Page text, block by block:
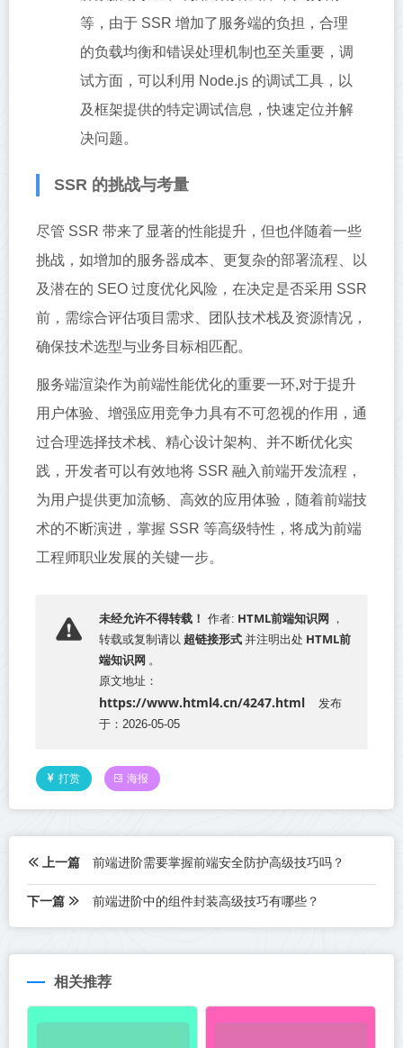
等，由于 SSR 增加了服务端的负担，合理
的负载均衡和错误处理机制也至关重要，调
试方面，可以利用 Node.js 的调试工具，以
及框架提供的特定调试信息，快速定位并解
决问题。
SSR 的挑战与考量
尽管 SSR 带来了显著的性能提升，但也伴随着一些
挑战，如增加的服务器成本、更复杂的部署流程、以
及潜在的 SEO 过度优化风险，在决定是否采用 SSR
前，需综合评估项目需求、团队技术栈及资源情况，
确保技术选型与业务目标相匹配。
服务端渲染作为前端性能优化的重要一环,对于提升
用户体验、增强应用竞争力具有不可忽视的作用，通
过合理选择技术栈、精心设计架构、并不断优化实
践，开发者可以有效地将 SSR 融入前端开发流程，
为用户提供更加流畅、高效的应用体验，随着前端技
术的不断演进，掌握 SSR 等高级特性，将成为前端
工程师职业发展的关键一步。
未经允许不得转载！ 作者: HTML前端知识网 ，
转载或复制请以 超链接形式 并注明出处 HTML前
端知识网 。
原文地址：
https://www.html4.cn/4247.html
发布
于：2026-05-05
打赏 海报
上一篇 前端进阶需要掌握前端安全防护高级技巧吗？
下一篇 前端进阶中的组件封装高级技巧有哪些？
相关推荐